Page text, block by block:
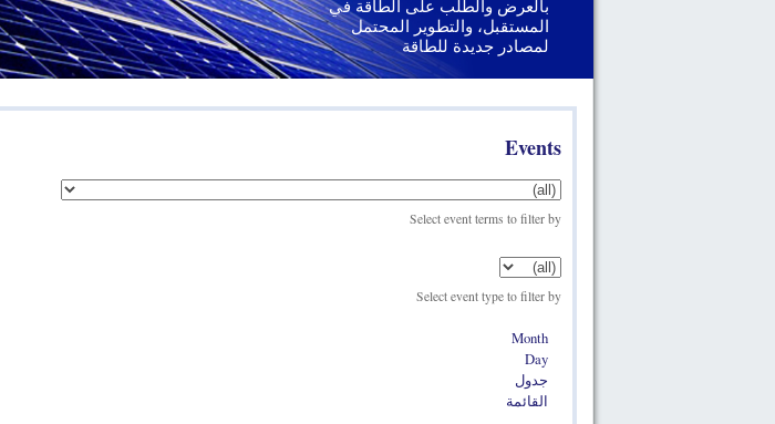
بالعرض والطلب على الطاقة في
المستقبل، والتطوير المحتمل
لمصادر جديدة للطاقة
جنوب المتوسط
Events
Select event terms to filter by
Select event type to filter by
Month
Day
جدول
القائمة